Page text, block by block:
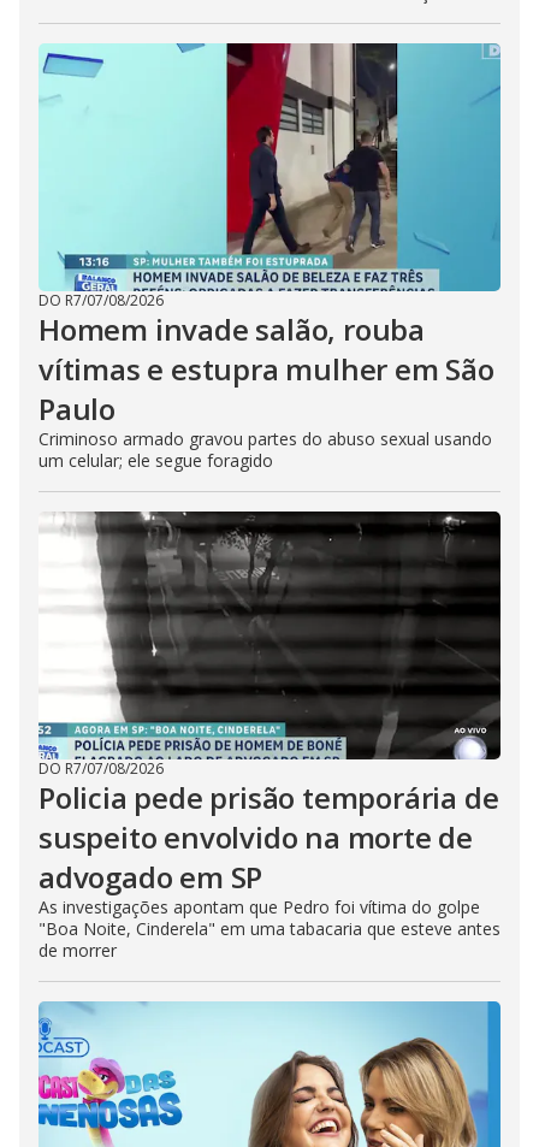
DO R7/07/08/2026
Homem invade salão, rouba
vítimas e estupra mulher em São
Paulo
Criminoso armado gravou partes do abuso sexual usando
um celular; ele segue foragido
DO R7/07/08/2026
Policia pede prisão temporária de
suspeito envolvido na morte de
advogado em SP
As investigações apontam que Pedro foi vítima do golpe
"Boa Noite, Cinderela" em uma tabacaria que esteve antes
de morrer